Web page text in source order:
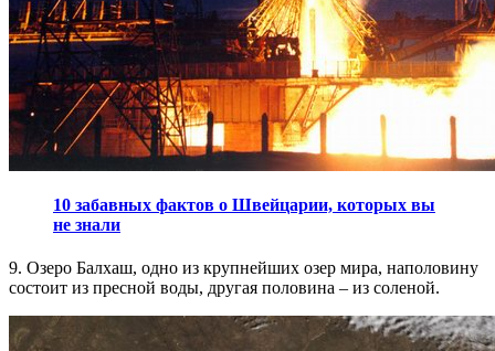
10 забавных фактов о Швейцарии, которых вы
не знали
9. Озеро Балхаш, одно из крупнейших озер мира, наполовину
состоит из пресной воды, другая половина – из соленой.